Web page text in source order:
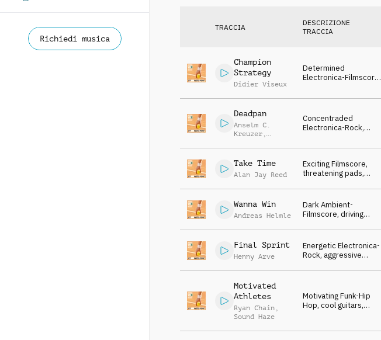
Richiedi musica
TRACCIA
DESCRIZIONE
TRACCIA
Champion
Strategy
Didier Viseux
Determined
Electronica-Filmscore,
focused, it starts
Deadpan
Anselm C.
Kreuzer ,
Concentraded
Electronica-Rock,
dynamic & uplifting
Take Time
Alan Jay Reed
Exciting Filmscore,
threatening pads,
mysterious atmo
Wanna Win
Andreas Helmle
Dark Ambient-
Filmscore, driving
calm before the
storm
Final Sprint
Henny Arve
Energetic Electronica-
Rock, aggressive
epical atmo
Motivated
Athletes
Ryan Chain ,
Sound Haze
Motivating Funk-Hip
Hop, cool guitars,